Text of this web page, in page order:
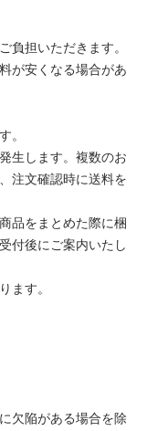
負担いただきます。
が安くなる場合があ
。
生します。複数のお
注文確認時に送料を
品をまとめた際に梱
付後にご案内いたし
ます。
欠陥がある場合を除